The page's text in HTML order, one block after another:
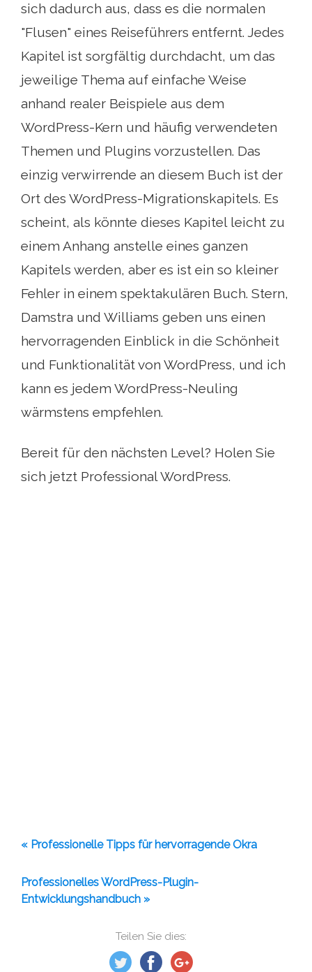
Teilen Sie dies:
sich dadurch aus, dass es die normalen
"Flusen" eines Reiseführers entfernt. Jedes
Kapitel ist sorgfältig durchdacht, um das
jeweilige Thema auf einfache Weise
anhand realer Beispiele aus dem
WordPress-Kern und häufig verwendeten
Themen und Plugins vorzustellen. Das
einzig verwirrende an diesem Buch ist der
Ort des WordPress-Migrationskapitels. Es
scheint, als könnte dieses Kapitel leicht zu
einem Anhang anstelle eines ganzen
Kapitels werden, aber es ist ein so kleiner
Fehler in einem spektakulären Buch. Stern,
Damstra und Williams geben uns einen
hervorragenden Einblick in die Schönheit
und Funktionalität von WordPress, und ich
kann es jedem WordPress-Neuling
wärmstens empfehlen.
Bereit für den nächsten Level? Holen Sie
sich jetzt Professional WordPress.
« Professionelle Tipps für hervorragende Okra
Professionelles WordPress-Plugin-
Entwicklungshandbuch »